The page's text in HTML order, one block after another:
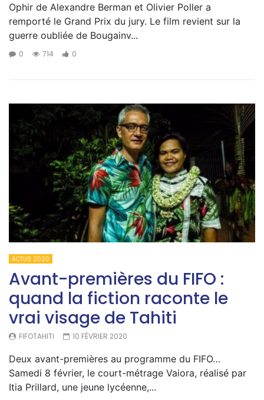
Ophir de Alexandre Berman et Olivier Poller a
remporté le Grand Prix du jury. Le film revient sur la
guerre oubliée de Bougainv...
0 714 0
ACTUS 2020
Avant-premières du FIFO :
quand la fiction raconte le
vrai visage de Tahiti
FIFOTAHITI 10 FÉVRIER 2020
Deux avant-premières au programme du FIFO…
Samedi 8 février, le court-métrage Vaiora, réalisé par
Itia Prillard, une jeune lycéenne,...